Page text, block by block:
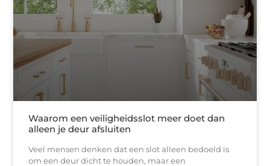
Waarom een veiligheidsslot meer doet dan
alleen je deur afsluiten
Veel mensen denken dat een slot alleen bedoeld is
om een deur dicht te houden, maar een